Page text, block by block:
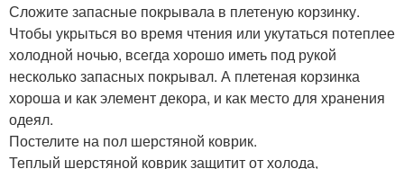
Сложите запасные покрывала в плетеную корзинку.
Чтобы укрыться во время чтения или укутаться потеплее
холодной ночью, всегда хорошо иметь под рукой
несколько запасных покрывал. А плетеная корзинка
хороша и как элемент декора, и как место для хранения
одеял.
Постелите на пол шерстяной коврик.
Теплый шерстяной коврик защитит от холода,